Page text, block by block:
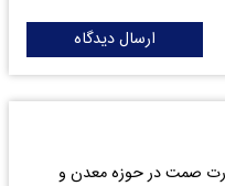
ارسال دیدگاه
عملکرد وزارت صمت در حوزه معدن و